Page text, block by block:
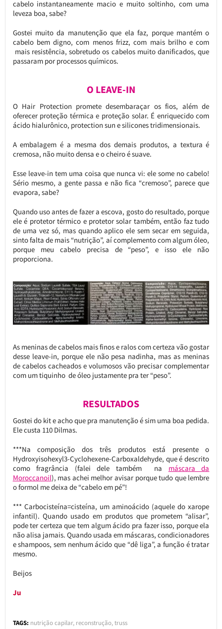
cabelo instantaneamente macio e muito soltinho, com uma
leveza boa, sabe?
Gostei muito da manutenção que ela faz, porque mantém o
cabelo bem digno, com menos frizz, com mais brilho e com
mais resistência, sobretudo os cabelos muito danificados, que
passaram por processos químicos.
O LEAVE-IN
O Hair Protection promete desembaraçar os fios, além de
oferecer proteção térmica e proteção solar. É enriquecido com
ácido hialurônico, protection sun e silicones tridimensionais.
A embalagem é a mesma dos demais produtos, a textura é
cremosa, não muito densa e o cheiro é suave.
Esse leave-in tem uma coisa que nunca vi: ele some no cabelo!
Sério mesmo, a gente passa e não fica “cremoso”, parece que
evapora, sabe?
Quando uso antes de fazer a escova, gosto do resultado, porque
ele é protetor térmico e protetor solar também, então faz tudo
de uma vez só, mas quando aplico ele sem secar em seguida,
sinto falta de mais “nutrição”, aí complemento com algum óleo,
porque meu cabelo precisa de “peso”, e isso ele não
proporciona.
As meninas de cabelos mais finos e ralos com certeza vão gostar
desse leave-in, porque ele não pesa nadinha, mas as meninas
de cabelos cacheados e volumosos vão precisar complementar
com um tiquinho de óleo justamente pra ter “peso”.
RESULTADOS
Gostei do kit e acho que pra manutenção é sim uma boa pedida.
Ele custa 110 Dilmas.
***Na composição dos três produtos está presente o
Hydroxyisohexyl3-Cyclohexene-Carboxaldehyde, que é descrito
como fragrância (falei dele também na máscara da
Moroccanoil), mas achei melhor avisar porque tudo que lembre
o formol me deixa de “cabelo em pé”!
*** Carbocisteína=cisteína, um aminoácido (aquele do xarope
infantil). Quando usado em produtos que prometem “alisar”,
pode ter certeza que tem algum ácido pra fazer isso, porque ela
não alisa jamais. Quando usada em máscaras, condicionadores
e shampoos, sem nenhum ácido que “dê liga”, a função é tratar
mesmo.
Beijos
Ju
TAGS: nutrição capilar, reconstrução,truss